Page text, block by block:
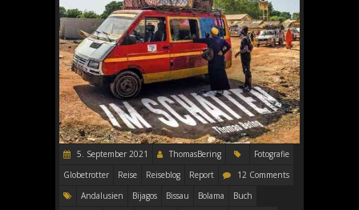
5. September 2021 ThomasBering
Fotografie
Globetrotter
Reise Reiseblog Report
12 Comments
Andalusien
Bijagos Bissau Bolama
Buch